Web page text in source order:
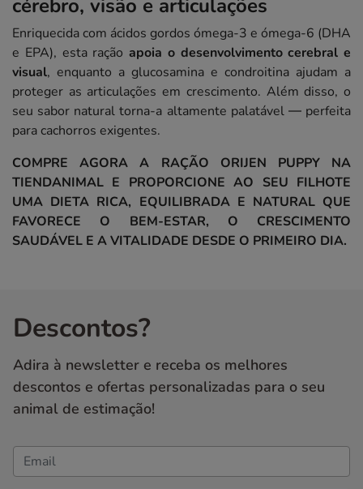
cérebro, visão e articulações
Enriquecida com ácidos gordos ómega-3 e ómega-6 (DHA
e EPA), esta ração apoia o desenvolvimento cerebral e
visual, enquanto a glucosamina e condroitina ajudam a
proteger as articulações em crescimento. Além disso, o
seu sabor natural torna-a altamente palatável — perfeita
para cachorros exigentes.
COMPRE AGORA A RAÇÃO ORIJEN PUPPY NA
TIENDANIMAL E PROPORCIONE AO SEU FILHOTE
UMA DIETA RICA, EQUILIBRADA E NATURAL QUE
FAVORECE O BEM-ESTAR, O CRESCIMENTO
SAUDÁVEL E A VITALIDADE DESDE O PRIMEIRO DIA.
Descontos?
Adira à newsletter e receba os melhores
descontos e ofertas personalizadas para o seu
animal de estimação!